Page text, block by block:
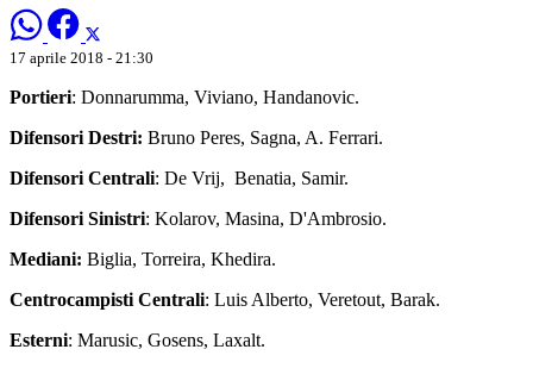
17 aprile 2018 - 21:30
Portieri: Donnarumma, Viviano, Handanovic.
Difensori Destri: Bruno Peres, Sagna, A. Ferrari.
Difensori Centrali: De Vrij, Benatia, Samir.
Difensori Sinistri: Kolarov, Masina, D'Ambrosio.
Mediani: Biglia, Torreira, Khedira.
Centrocampisti Centrali: Luis Alberto, Veretout, Barak.
Esterni: Marusic, Gosens, Laxalt.